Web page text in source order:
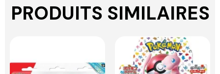
PRODUITS SIMILAIRES